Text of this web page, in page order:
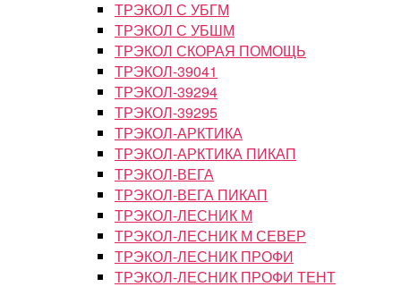
ТРЭКОЛ С УБГМ
ТРЭКОЛ С УБШМ
ТРЭКОЛ СКОРАЯ ПОМОЩЬ
ТРЭКОЛ-39041
ТРЭКОЛ-39294
ТРЭКОЛ-39295
ТРЭКОЛ-АРКТИКА
ТРЭКОЛ-АРКТИКА ПИКАП
ТРЭКОЛ-ВЕГА
ТРЭКОЛ-ВЕГА ПИКАП
ТРЭКОЛ-ЛЕСНИК М
ТРЭКОЛ-ЛЕСНИК М СЕВЕР
ТРЭКОЛ-ЛЕСНИК ПРОФИ
ТРЭКОЛ-ЛЕСНИК ПРОФИ ТЕНТ